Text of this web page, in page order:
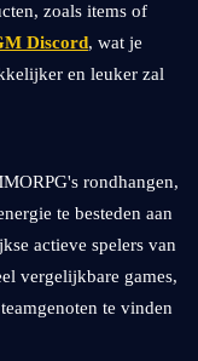
zoals items of
Discord, wat je
en leuker zal
rondhangen,
te besteden aan
actieve spelers van
vergelijkbare games,
te vinden